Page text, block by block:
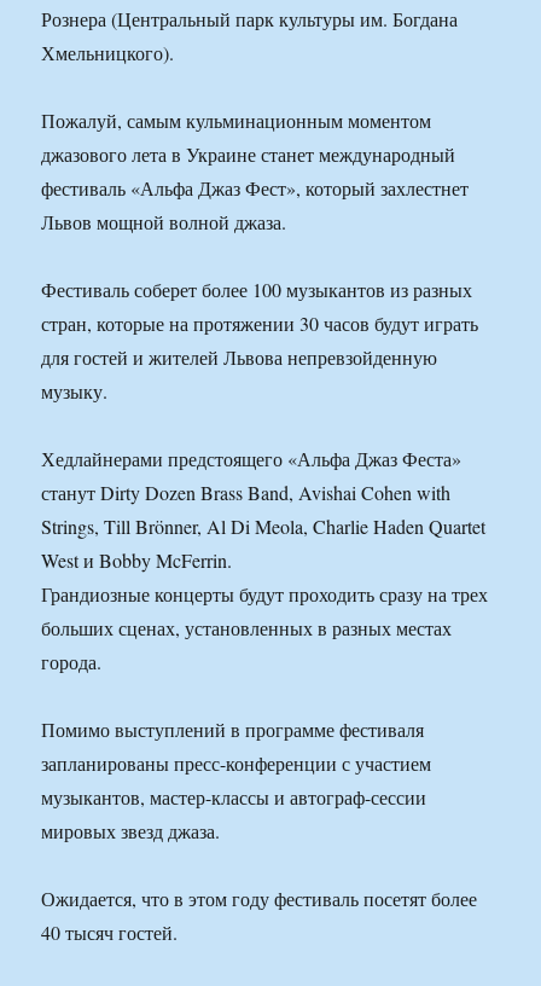
Рознера (Центральный парк культуры им. Богдана
Хмельницкого).
Пожалуй, самым кульминационным моментом
джазового лета в Украине станет международный
фестиваль «Альфа Джаз Фест», который захлестнет
Львов мощной волной джаза.
Фестиваль соберет более 100 музыкантов из разных
стран, которые на протяжении 30 часов будут играть
для гостей и жителей Львова непревзойденную
музыку.
Хедлайнерами предстоящего «Альфа Джаз Феста»
станут Dirty Dozen Brass Band, Avishai Cohen with
Strings, Till Brönner, Al Di Meola, Charlie Haden Quartet
West и Bobby McFerrin.
Грандиозные концерты будут проходить сразу на трех
больших сценах, установленных в разных местах
города.
Помимо выступлений в программе фестиваля
запланированы пресс-конференции с участием
музыкантов, мастер-классы и автограф-сессии
мировых звезд джаза.
Ожидается, что в этом году фестиваль посетят более
40 тысяч гостей.